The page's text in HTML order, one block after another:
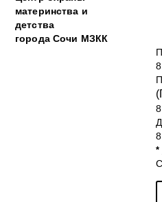
материнства и
детства
города Cочи МЗКК
*